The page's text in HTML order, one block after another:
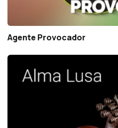
Agente Provocador